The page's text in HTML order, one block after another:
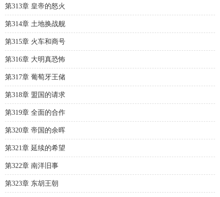
第313章 皇帝的怒火
第314章 土地换战舰
第315章 火车和商号
第316章 大明真恐怖
第317章 葡萄牙王储
第318章 盟国的请求
第319章 全面的合作
第320章 帝国的余晖
第321章 延续的希望
第322章 南洋旧事
第323章 东胡王朝